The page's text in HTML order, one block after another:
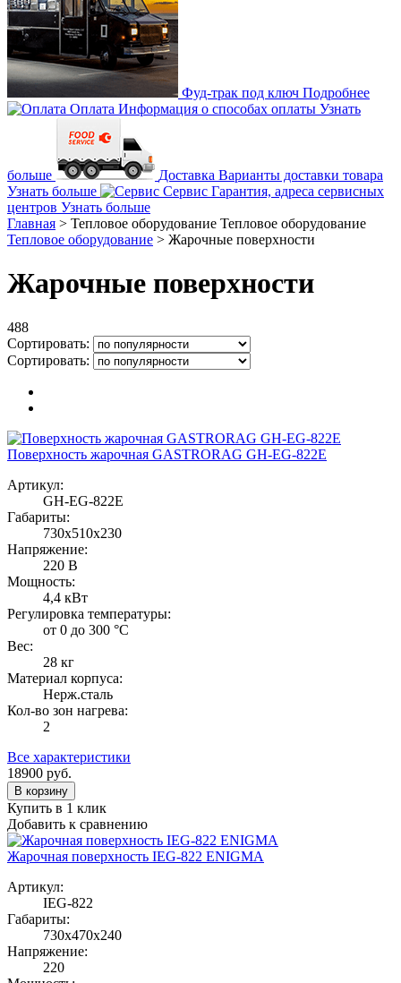
Фуд-трак под ключ Подробнее
Оплата Информация о способах оплаты Узнать
больше Доставка Варианты доставки товара
Узнать больше
Сервис Гарантия, адреса сервисных
центров Узнать больше
Главная > Тепловое оборудование Тепловое оборудование
Тепловое оборудование > Жарочные поверхности
Жарочные поверхности
488
Сортировать:
Сортировать:
Поверхность жарочная GASTRORAG GH-EG-822E
Артикул:
GH-EG-822E
Габариты:
730х510х230
Напряжение:
220 В
Мощность:
4,4 кВт
Регулировка температуры:
от 0 до 300 °С
Вес:
28 кг
Материал корпуса:
Нерж.сталь
Кол-во зон нагрева:
2
Все характеристики
18900 руб.
В корзину
Купить в 1 клик
Добавить к сравнению
Жарочная поверхность IEG-822 ENIGMA
Артикул:
IEG-822
Габариты:
730x470x240
Напряжение:
220